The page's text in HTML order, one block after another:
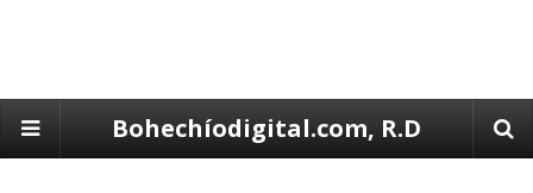
Bohechíodigital.com, R.D